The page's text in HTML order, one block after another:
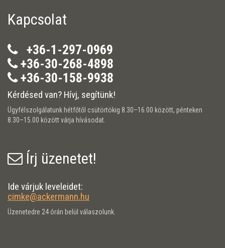
Kapcsolat
+36-1-297-0969
+36-30-268-4898
+36-30-158-9938
Kérdésed van? Hívj, segítünk!
Ügyfélszolgálatunk hétfőtől csütörtökig 8.30–16.00 között, pénteken
8.30–15.00 között várja hívásodat.
Írj üzenetet!
Ide várjuk leveleidet:
cimke@ackermann.hu
Üzenetedre 24 órán belül válaszolunk.